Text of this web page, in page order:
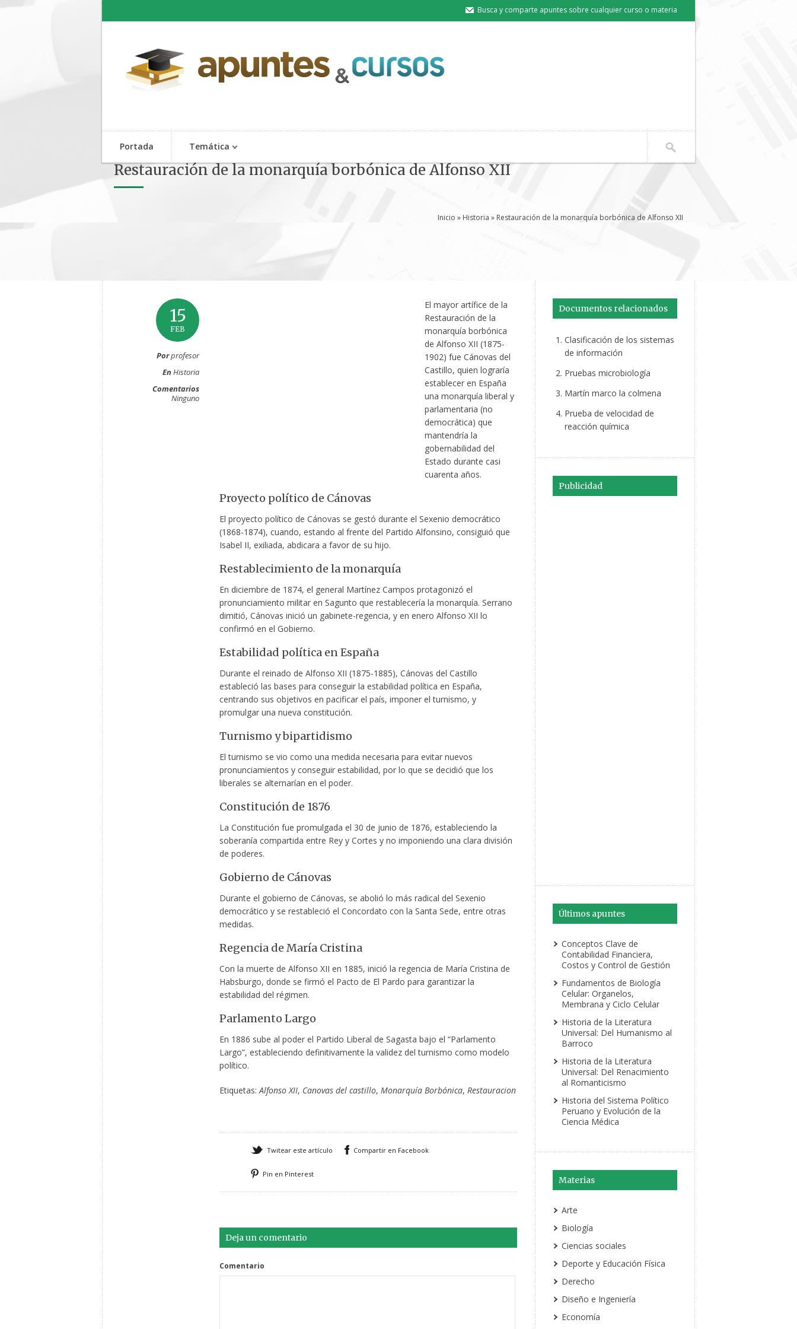
Busca y comparte apuntes sobre cualquier curso o materia
Portada Temática
Restauración de la monarquía borbónica de Alfonso XII
Inicio » Historia » Restauración de la monarquía borbónica de Alfonso XII
15
FEB
Porprofesor
EnHistoria
Comentarios
Ninguno
El mayor artífice de la
Restauración de la
monarquía borbónica
de Alfonso XII (1875-
1902) fue Cánovas del
Castillo, quien lograría
establecer en España
una monarquía liberal y
parlamentaria (no
democrática) que
mantendría la
gobernabilidad del
Estado durante casi
cuarenta años.
Proyecto político de Cánovas
El proyecto político de Cánovas se gestó durante el Sexenio democrático
(1868-1874), cuando, estando al frente del Partido Alfonsino, consiguió que
Isabel II, exiliada, abdicara a favor de su hijo.
Restablecimiento de la monarquía
En diciembre de 1874, el general Martínez Campos protagonizó el
pronunciamiento militar en Sagunto que restablecería la monarquía. Serrano
dimitió, Cánovas inició un gabinete-regencia, y en enero Alfonso XII lo
confirmó en el Gobierno.
Estabilidad política en España
Durante el reinado de Alfonso XII (1875-1885), Cánovas del Castillo
estableció las bases para conseguir la estabilidad política en España,
centrando sus objetivos en pacificar el país, imponer el turnismo, y
promulgar una nueva constitución.
Turnismo y bipartidismo
El turnismo se vio como una medida necesaria para evitar nuevos
pronunciamientos y conseguir estabilidad, por lo que se decidió que los
liberales se alternarían en el poder.
Constitución de 1876
La Constitución fue promulgada el 30 de junio de 1876, estableciendo la
soberanía compartida entre Rey y Cortes y no imponiendo una clara división
de poderes.
Gobierno de Cánovas
Durante el gobierno de Cánovas, se abolió lo más radical del Sexenio
democrático y se restableció el Concordato con la Santa Sede, entre otras
medidas.
Regencia de María Cristina
Con la muerte de Alfonso XII en 1885, inició la regencia de María Cristina de
Habsburgo, donde se firmó el Pacto de El Pardo para garantizar la
estabilidad del régimen.
Parlamento Largo
En 1886 sube al poder el Partido Liberal de Sagasta bajo el “Parlamento
Largo”, estableciendo definitivamente la validez del turnismo como modelo
político.
Etiquetas:Alfonso XII, Canovas del castillo, Monarquía Borbónica, Restauracion
Twitear este artículo Compartir en Facebook
Pin en Pinterest
Deja un comentario
Comentario
Documentos relacionados
Clasificación de los sistemas
de información
Pruebas microbiología
Martín marco la colmena
Prueba de velocidad de
reacción química
Publicidad
Últimos apuntes
Conceptos Clave de
Contabilidad Financiera,
Costos y Control de Gestión
Fundamentos de Biología
Celular: Organelos,
Membrana y Ciclo Celular
Historia de la Literatura
Universal: Del Humanismo al
Barroco
Historia de la Literatura
Universal: Del Renacimiento
al Romanticismo
Historia del Sistema Político
Peruano y Evolución de la
Ciencia Médica
Materias
Arte
Biología
Ciencias sociales
Deporte y Educación Física
Derecho
Diseño e Ingeniería
Economía